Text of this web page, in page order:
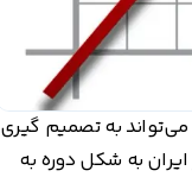
به تصمیم گیری
به شکل دوره به